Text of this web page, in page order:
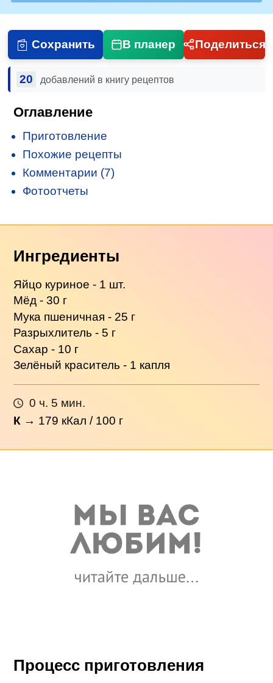
Сохранить В планер Поделиться
20 добавлений в книгу рецептов
Оглавление
Приготовление
Похожие рецепты
Комментарии (7)
Фотоотчеты
Ингредиенты
Яйцо куриное - 1 шт.
Мёд - 30 г
Мука пшеничная - 25 г
Разрыхлитель - 5 г
Сахар - 10 г
Зелёный краситель - 1 капля
0 ч. 5 мин.
К → 179 кКал / 100 г
Процесс приготовления